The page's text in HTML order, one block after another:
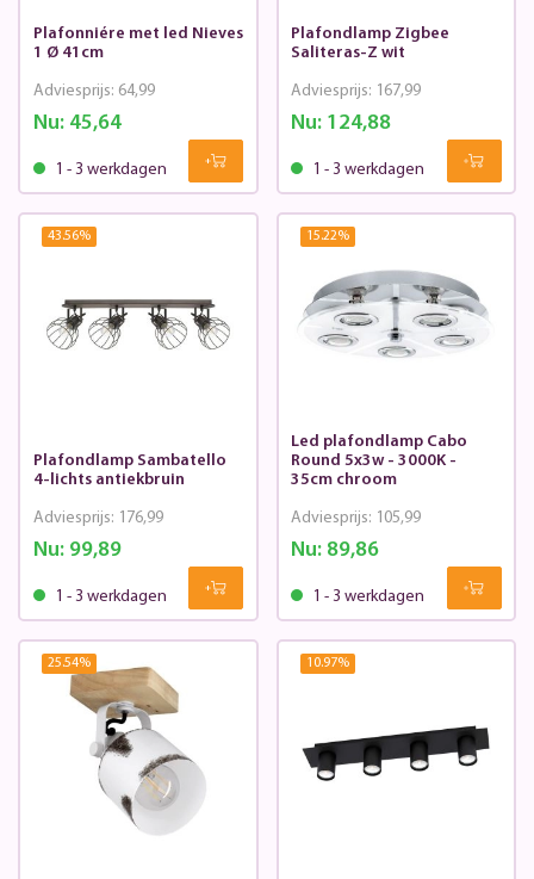
Plafonniére met led Nieves
1 Ø 41cm
Nu:45,64
Adviesprijs: 64,99
1 - 3 werkdagen
Plafondlamp Zigbee
Saliteras-Z wit
Nu: 124,88
Adviesprijs: 167,99
1 - 3 werkdagen
43.56%
Plafondlamp Sambatello
4-lichts antiekbruin
Nu:99,89
Adviesprijs: 176,99
1 - 3 werkdagen
15.22%
Led plafondlamp Cabo
Round 5x3w - 3000K -
35cm chroom
Nu: 89,86
Adviesprijs: 105,99
1 - 3 werkdagen
25.54% 10.97%